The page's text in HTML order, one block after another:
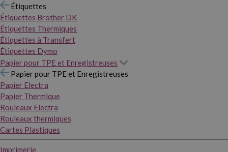
Étiquettes
Étiquettes Brother DK
Étiquettes Thermiques
Étiquettes à Transfert
Étiquettes Dymo
Papier pour TPE et Enregistreuses
Papier pour TPE et Enregistreuses
Papier Electra
Papier Thermique
Rouleaux Electra
Rouleaux thermiques
Cartes Plastiques
Imprimerie